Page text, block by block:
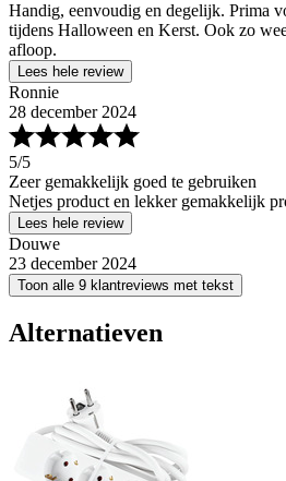
Handig, eenvoudig en degelijk. Prima
tijdens Halloween en Kerst. Ook zo
afloop.
Lees hele review
Ronnie
28 december 2024
5/5
Zeer gemakkelijk goed te gebruiken
Netjes product en lekker gemakkelijk
Lees hele review
Douwe
23 december 2024
Toon alle 9 klantreviews met tekst
Alternatieven